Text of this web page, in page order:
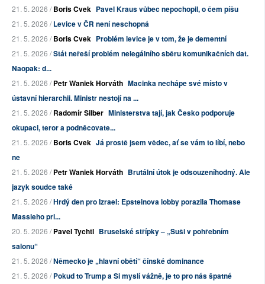
21. 5. 2026 /Boris Cvek Pavel Kraus vůbec nepochopil, o čem píšu
21. 5. 2026 /Levice v ČR není neschopná
21. 5. 2026 /Boris Cvek Problém levice je v tom, že je dementní
21. 5. 2026 /Stát neřeší problém nelegálního sběru komunikačních dat.
Naopak: d...
21. 5. 2026 /Petr Waniek Horváth Macinka nechápe své místo v
ústavní hierarchii. Ministr nestojí na ...
21. 5. 2026 /Radomír Silber Ministerstva tají, jak Česko podporuje
okupaci, teror a podněcovate...
21. 5. 2026 /Boris Cvek Já prostě jsem vědec, ať se vám to líbí, nebo
ne
21. 5. 2026 /Petr Waniek Horváth Brutální útok je odsouzeníhodný. Ale
jazyk soudce také
21. 5. 2026 /Hrdý den pro Izrael: Epsteinova lobby porazila Thomase
Massieho pri...
20. 5. 2026 /Pavel Tychtl Bruselské střípky – „Suši v pohřebním
salonu“
21. 5. 2026 /Německo je „hlavní obětí“ čínské dominance
21. 5. 2026 /Pokud to Trump a Si myslí vážně, je to pro nás špatné